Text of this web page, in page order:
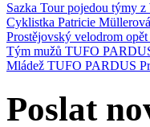
Sazka Tour pojedou týmy
Cyklistka Patricie
Prostějovský velodrom
Tým mužů TUFO
Mládež TUFO PARDUS
Poslat